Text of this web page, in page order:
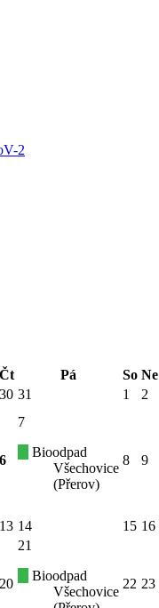
2
Čt Pá So Ne
30 31 1
2
6
7
Bioodpad
Všechovice
(Přerov)
8 9
13 14 15 16
20
21
Bioodpad
Všechovice
22 23